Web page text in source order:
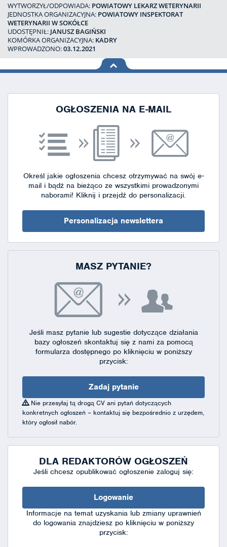
WYTWORZYŁ/ODPOWIADA: POWIATOWY LEKARZ WETERYNARII
JEDNOSTKA ORGANIZACYJNA: POWIATOWY INSPEKTORAT
WETERYNARII W SOKÓŁCE
UDOSTĘPNIŁ: JANUSZ BAGIŃSKI
KOMÓRKA ORGANIZACYJNA: KADRY
WPROWADZONO:03.12.2021
na górę
OGŁOSZENIA NA E-MAIL
Określ jakie ogłoszenia chcesz otrzymywać na swój e-
mail i bądź na bieżąco ze wszystkimi prowadzonymi
naborami! Kliknij i przejdź do personalizacji.
Personalizacja newslettera
MASZ PYTANIE?
Jeśli masz pytanie lub sugestie dotyczące działania
bazy ogłoszeń skontaktuj się z nami za pomocą
formularza dostępnegopo kliknięciu w poniższy
przycisk:
Zadaj pytanie
Nie przesyłaj tą drogą CV ani pytań dotyczących
konkretnych ogłoszeń – kontaktuj się bezpośrednio z urzędem,
który ogłosił nabór.
DLA REDAKTORÓW OGŁOSZEŃ
Jeśli chcesz opublikować ogłoszenie zaloguj się:
Logowanie
Informacje na temat uzyskania lub zmiany uprawnień
do logowania znajdziesz po kliknięciu w poniższy
przycisk: